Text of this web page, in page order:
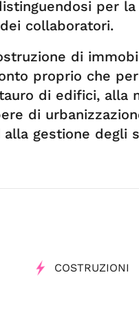
per
collaboratori.
di
proprio che
di edifici, alla
di
gestione degli
COSTRUZIONI